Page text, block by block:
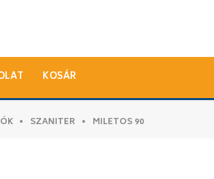
KOSÁR
SZANITER MILETOS 90